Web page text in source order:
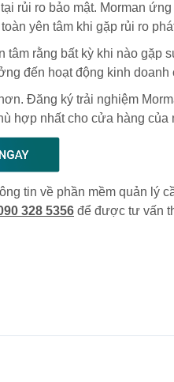
rủi ro bảo mật. Morman
yên tâm khi gặp rủi ro
rằng bất kỳ khi nào gặp
đến hoạt động kinh doanh
Đăng ký trải nghiệm
hợp nhất cho cửa hàng của
tin về phần mềm quản lý
328 5356 để được tư vấn